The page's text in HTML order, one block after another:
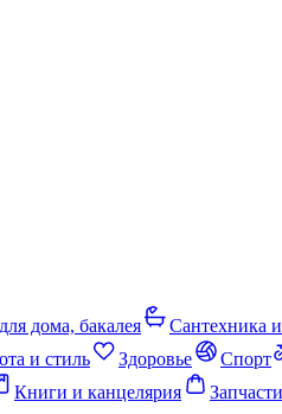
дома, бакалея Сантехника
и стиль Здоровье Спорт
Книги и канцелярия